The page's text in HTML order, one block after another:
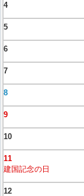
4
5
6
7
8
9
10
11
建国記念の日
12